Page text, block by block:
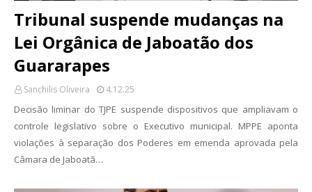
Tribunal suspende mudanças na
Lei Orgânica de Jaboatão dos
Guararapes
Sanchilis Oliveira 4.12.25
Decisão liminar do TJPE suspende dispositivos que ampliavam o
controle legislativo sobre o Executivo municipal. MPPE aponta
violações à separação dos Poderes em emenda aprovada pela
Câmara de Jaboatã…